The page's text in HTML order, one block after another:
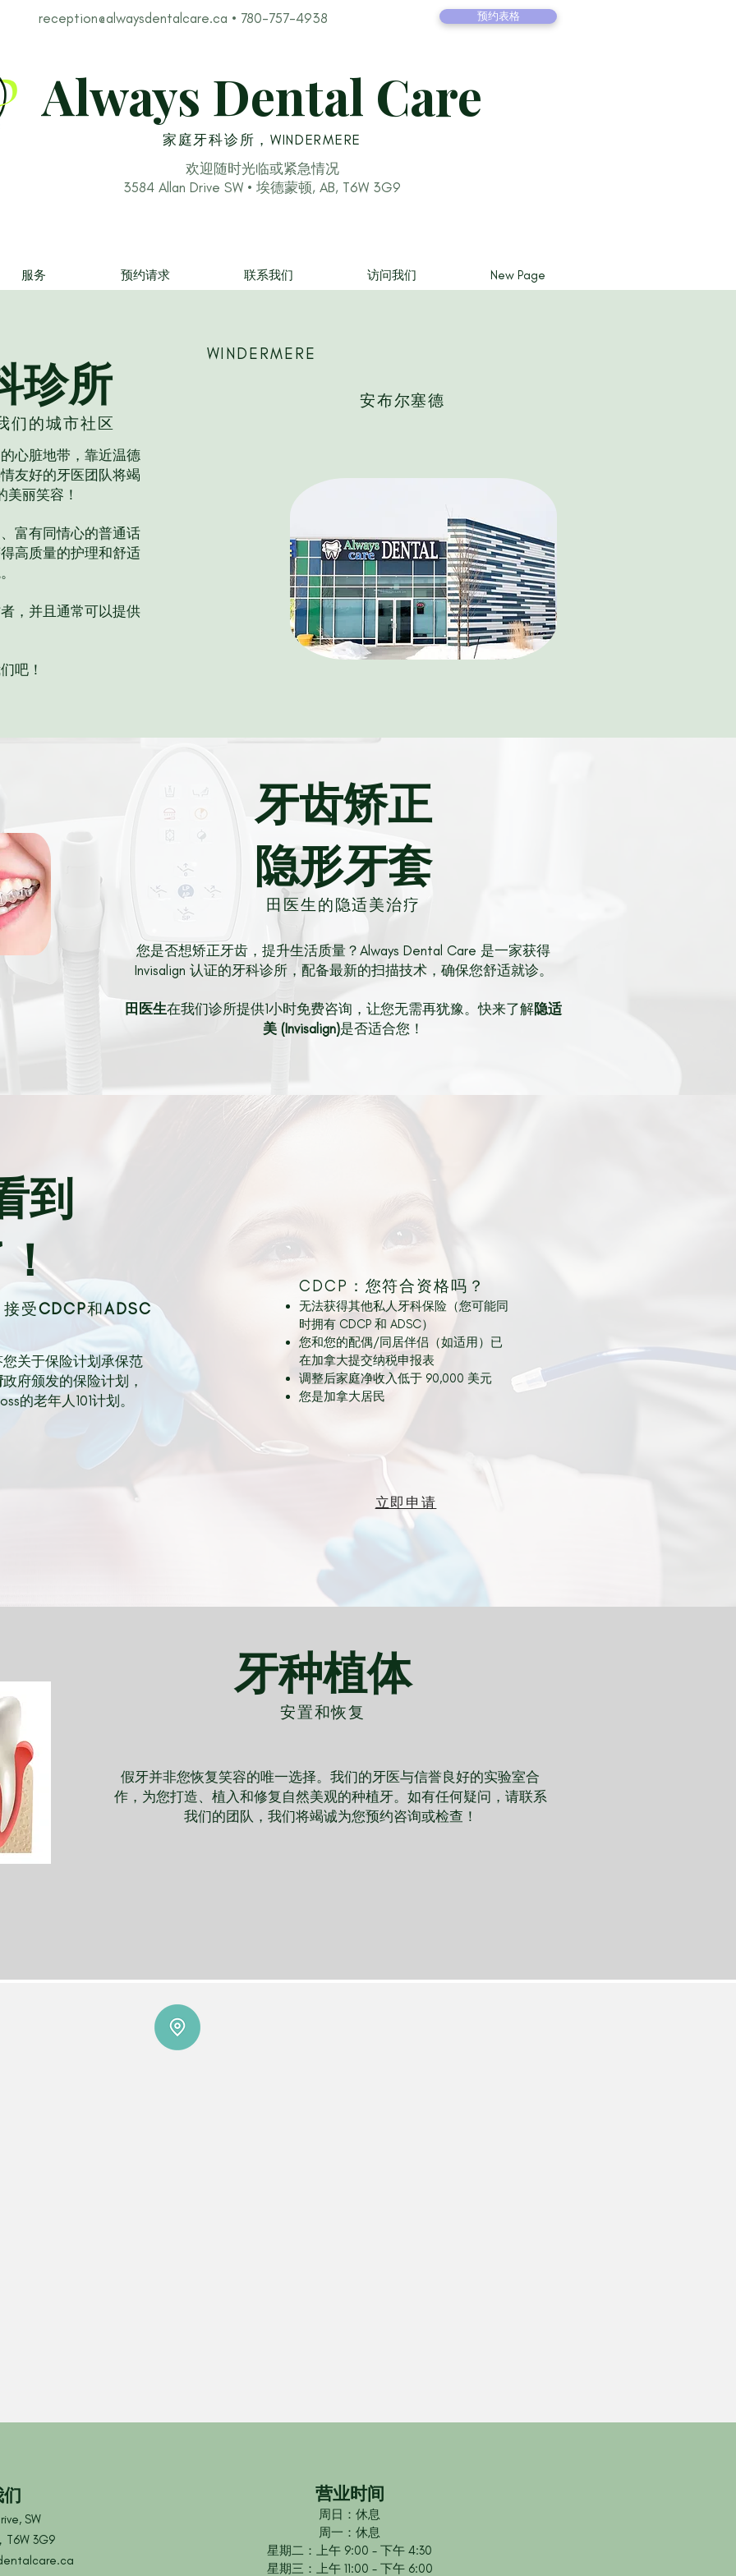
reception@alwaysdentalcare.ca • 780-757-4938 预约表格
Always Dental Care
家庭牙科诊所，WINDERMERE
欢迎随时光临或紧急情况
3584 Allan Drive SW • 埃德蒙顿, AB, T6W 3G9
服务 预约请求 联系我们 访问我们 New Page
珍所
们的城市社区
心脏地带，靠近温德
友好的牙医团队将竭
美丽笑容！
富有同情心的普通话
高质量的护理和舒适
，并且通常可以提供
吧！
WINDERMERE
安布尔塞德
牙齿矫正
隐形牙套
田医生的隐适美治疗
您是否想矫正牙齿，提升生活质量？Always Dental Care 是一家获得
Invisalign 认证的牙科诊所，配备最新的扫描技术，确保您舒适就诊。
田医生在我们诊所提供1小时免费咨询，让您无需再犹豫。快来了解隐适
美 (Invisalign)是否适合您！
到
接受CDCP和ADSC
关于保险计划承保范
政府颁发的保险计划，
的老年人101计划。
立即申请
CDCP：您符合资格吗？
无法获得其他私人牙科保险（您可能同
时拥有 CDCP 和 ADSC）
您和您的配偶/同居伴侣（如适用）已
在加拿大提交纳税申报表
调整后家庭净收入低于 90,000 美元
您是加拿大居民
牙种植体
安置和恢复
假牙并非您恢复笑容的唯一选择。我们的牙医与信誉良好的实验室合
作，为您打造、植入和修复自然美观的种植牙。如有任何疑问，请联系
我们的团队，我们将竭诚为您预约咨询或检查！
SW
T6W 3G9
营业时间
周日：休息
周一：休息
星期二：上午 9:00 - 下午 4:30
星期三：上午 11:00 - 下午 6:00